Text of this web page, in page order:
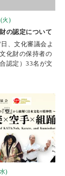
火)
の認定について
、文化審議会よ
化財の保持者の
認定）33名が文
)